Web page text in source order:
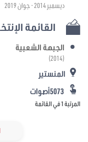
ديسمبر 2014 - جوان 2019
القائمة
الجبهة الشعبية
(2014)
المنستير
المرتبة 1 في القائمة